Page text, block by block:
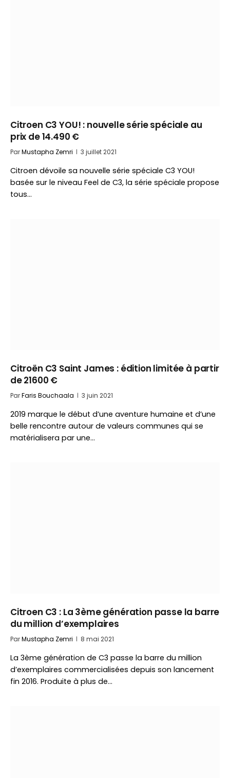
Citroen C3 YOU! : nouvelle série spéciale au
prix de 14.490 €
ParMustapha Zemri 3 juillet 2021
Citroen dévoile sa nouvelle série spéciale C3 YOU!
basée sur le niveau Feel de C3, la série spéciale propose
tous…
Citroën C3 Saint James : édition limitée à partir
de 21600 €
ParFaris Bouchaala 3 juin 2021
2019 marque le début d’une aventure humaine et d’une
belle rencontre autour de valeurs communes qui se
matérialisera par une…
Citroen C3 : La 3ème génération passe la barre
du million d’exemplaires
ParMustapha Zemri 8 mai 2021
La 3ème génération de C3 passe la barre du million
d’exemplaires commercialisées depuis son lancement
fin 2016. Produite à plus de…